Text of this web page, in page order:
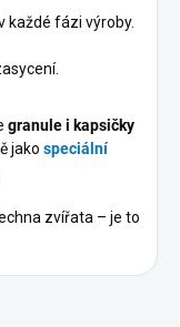
každé fázi výroby.
granule i kapsičky
jako speciální
zvířata – je to